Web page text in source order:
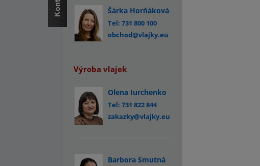
Šárka Horňáková
Tel: 731 800 100
obchod@vlajky.eu
Výroba vlajek
Olena Iurchenko
Tel: 731 822 844
zakazky@vlajky.eu
Barbora Smutná